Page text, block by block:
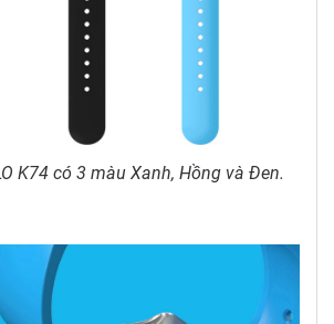
K74 có 3 màu Xanh, Hồng và Đen.